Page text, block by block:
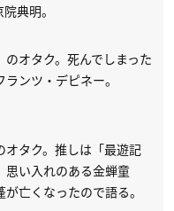
典明。
オタク。死んでしまった
ンツ・デピネー。
タク。推しは「最遊記
思い入れのある金蝉童
亡くなったので語る。